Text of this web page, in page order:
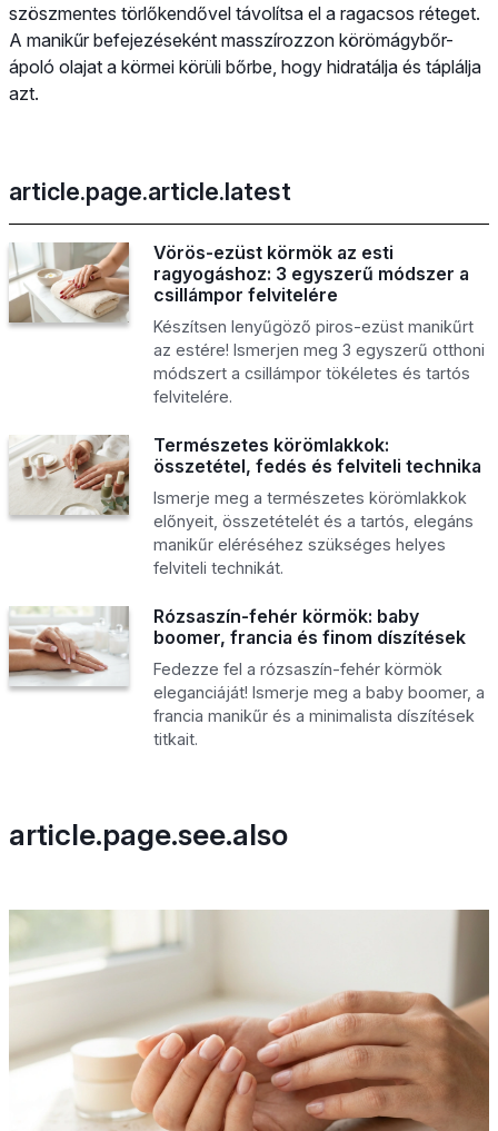
szöszmentes törlőkendővel távolítsa el a ragacsos réteget.
A manikűr befejezéseként masszírozzon körömágybőr-
ápoló olajat a körmei körüli bőrbe, hogy hidratálja és táplálja
azt.
article.page.article.latest
Vörös-ezüst körmök az esti
ragyogáshoz: 3 egyszerű módszer a
csillámpor felvitelére
Készítsen lenyűgöző piros-ezüst manikűrt
az estére! Ismerjen meg 3 egyszerű otthoni
módszert a csillámpor tökéletes és tartós
felvitelére.
Természetes körömlakkok:
összetétel, fedés és felviteli technika
Ismerje meg a természetes körömlakkok
előnyeit, összetételét és a tartós, elegáns
manikűr eléréséhez szükséges helyes
felviteli technikát.
Rózsaszín-fehér körmök: baby
boomer, francia és finom díszítések
Fedezze fel a rózsaszín-fehér körmök
eleganciáját! Ismerje meg a baby boomer, a
francia manikűr és a minimalista díszítések
titkait.
article.page.see.also